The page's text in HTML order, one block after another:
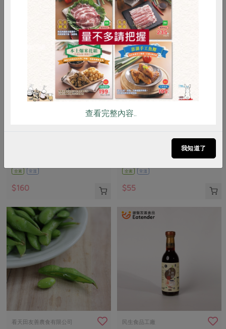
全素 常溫
$160
臺灣可果美股份有限公司
全素 常溫
$55
看天田友善農食有限公司 民生食品工廠
RPET 食譜 減硝酸鹽
雞蛋 食安 共同購買
查看完整內容..
我知道了